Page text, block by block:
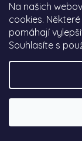
Na našich
cookies.
pomáhají
Souhlasíte s
Běžné objednávky
Produkty na míru
schválení náhledu.
schválení a
Sledujte nás
dedovadilna
Pinterest